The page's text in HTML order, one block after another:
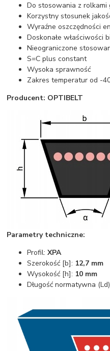
Do stosowania z rolkami
Korzystny stosunek
Wyraźne oszczędności
Doskonałe właściwości
Nieograniczone
S=C plus constant
Wysoka sprawność
Zakres temperatur od -
Producent: OPTIBELT
Parametry techniczne:
Profil:XPA
Szerokość [b]: 12,7 mm
Wysokość [h]: 10 mm
Długość normatywna